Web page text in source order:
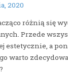
2020
różnią się
Przede
estetycznie, a
warto